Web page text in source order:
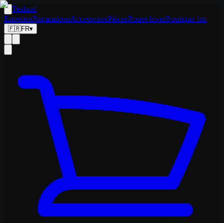
Tesland
EntretienReparationsAccessoiresPiècesRoues hiverBoutique fan
🇫🇷FR▾